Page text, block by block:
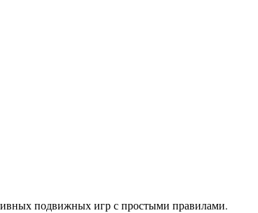
подвижных игр с простыми правилами.